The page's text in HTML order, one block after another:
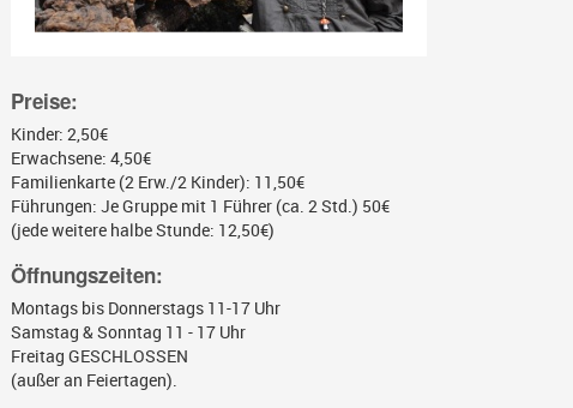
Preise:
Kinder: 2,50€
Erwachsene: 4,50€
Familienkarte (2 Erw./2 Kinder): 11,50€
Führungen: Je Gruppe mit 1 Führer (ca. 2 Std.) 50€
(jede weitere halbe Stunde: 12,50€)
Öffnungszeiten:
Montags bis Donnerstags 11-17 Uhr
Samstag & Sonntag 11 - 17 Uhr
Freitag GESCHLOSSEN
(außer an Feiertagen).